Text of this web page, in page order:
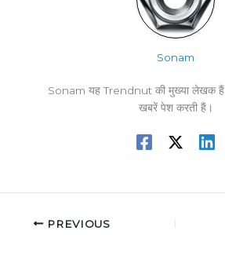
Sonam
Sonam यह Trendnut की मुख्या लेखक हैं
खबरें पेश करती हैं।
PREVIOUS